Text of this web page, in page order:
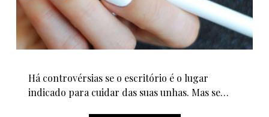
Há controvérsias se o escritório é o lugar
indicado para cuidar das suas unhas. Mas se…